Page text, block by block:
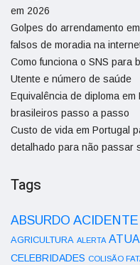
em 2026
Golpes do arrendamento
falsos de moradia na
Como funciona o SNS para
Utente e número de saúde
Equivalência de diploma
brasileiros passo a passo
Custo de vida em Portugal
detalhado para não passar
Tags
ABSURDO ACIDENTE
AGRICULTURA ALERTA
CELEBRIDADES COLISÃO